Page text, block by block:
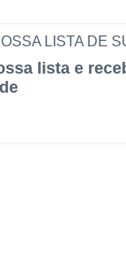
LISTA DE
lista e